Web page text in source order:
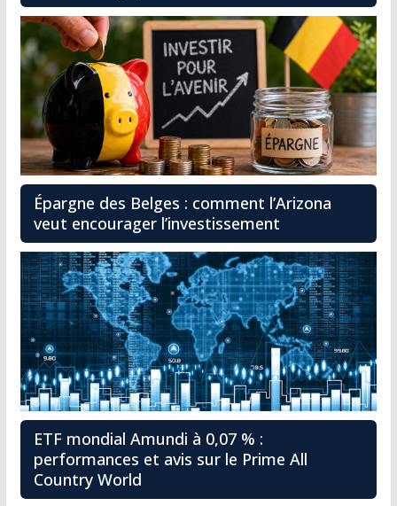
Épargne des Belges : comment l’Arizona
veut encourager l’investissement
ETF mondial Amundi à 0,07 % :
performances et avis sur le Prime All
Country World